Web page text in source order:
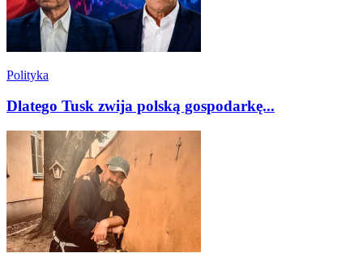
Polityka
Dlatego Tusk zwija polską gospodarkę...